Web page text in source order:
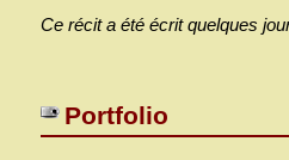
Ce récit a été écrit quelques
Portfolio